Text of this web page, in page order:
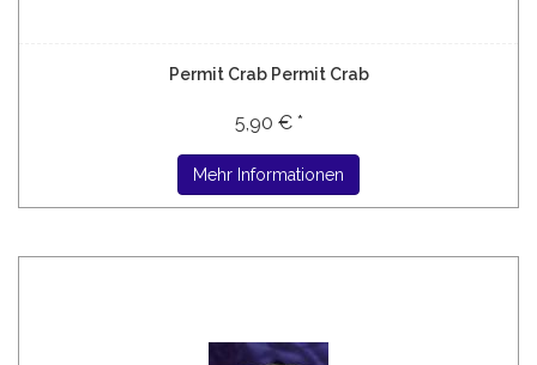
Permit Crab Permit Crab
5,90 € *
Mehr Informationen